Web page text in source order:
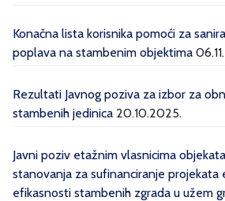
Konačna lista korisnika pomoći za
poplava na stambenim objektima
Rezultati Javnog poziva za izbor za
stambenih jedinica 20.10.2025.
Javni poziv etažnim vlasnicima
stanovanja za sufinanciranje projekata
efikasnosti stambenih zgrada u užem